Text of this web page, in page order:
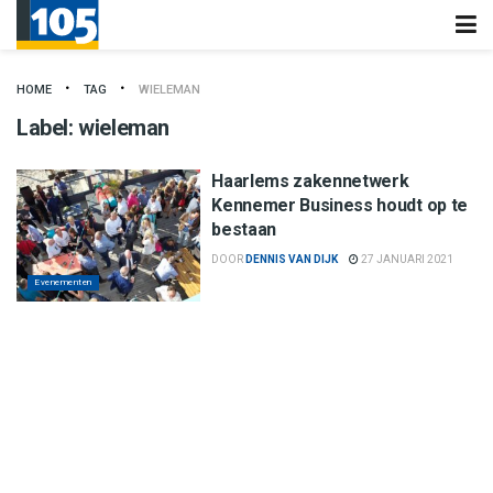
HOME TAG WIELEMAN
Label:wieleman
Evenementen
Haarlems zakennetwerk
Kennemer Business houdt op te
bestaan
DOOR DENNIS VAN DIJK 27 JANUARI 2021